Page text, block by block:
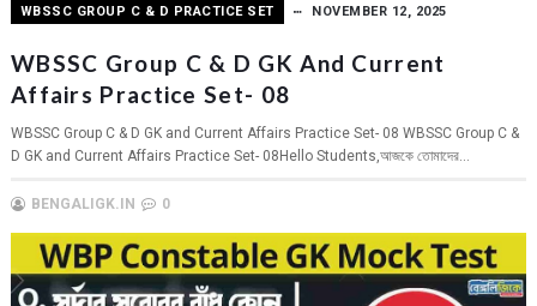
WBSSC GROUP C & D PRACTICE SET NOVEMBER 12, 2025
WBSSC Group C & D GK And Current
Affairs Practice Set- 08
WBSSC Group C & D GK and Current Affairs Practice Set- 08 WBSSC Group C &
D GK and Current Affairs Practice Set- 08Hello Students,আজকে তোমাদের...
BENGALIGK.IN 0